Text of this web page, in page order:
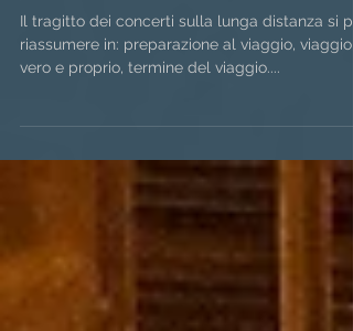
Triskell Celtic Festival
Il tragitto dei concerti sulla lunga distanza si
riassumere in: preparazione al viaggio, viaggio